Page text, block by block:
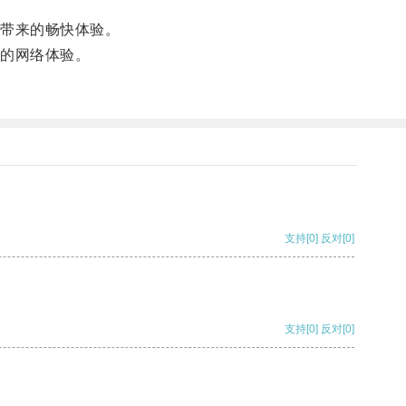
来的畅快体验。
网络体验。
支持[0] 反对[0]
支持[0] 反对[0]